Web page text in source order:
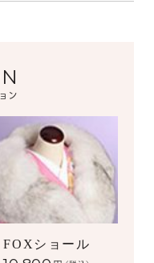
ン
FOXショール